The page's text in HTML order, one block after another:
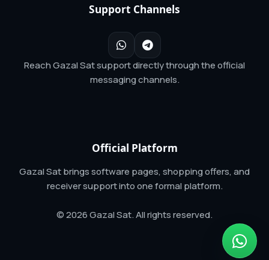
Support Channels
Reach Gazal Sat support directly through the official
messaging channels.
Official Platform
Gazal Sat brings software pages, shopping offers, and
receiver support into one formal platform.
© 2026 Gazal Sat. All rights reserved.